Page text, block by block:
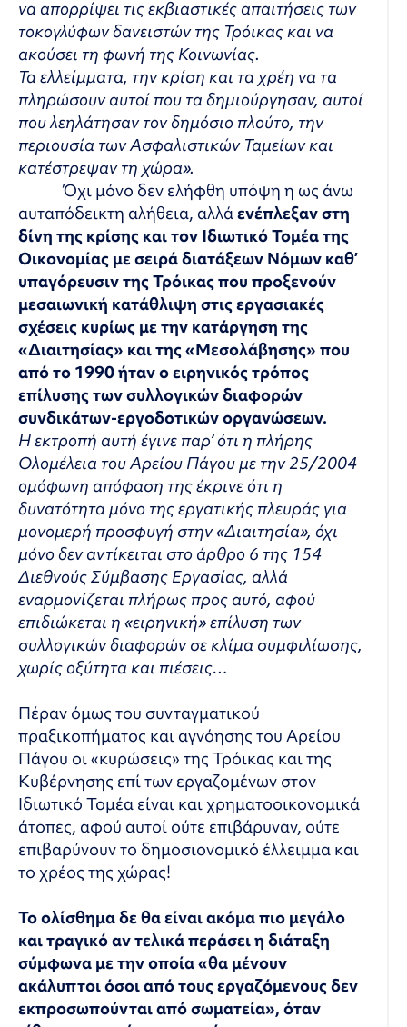
να απορρίψει τις εκβιαστικές απαιτήσεις των
τοκογλύφων δανειστών της Τρόικας και να
ακούσει τη φωνή της Κοινωνίας.
Τα ελλείμματα, την κρίση και τα χρέη να τα
πληρώσουν αυτοί που τα δημιούργησαν, αυτοί
που λεηλάτησαν τον δημόσιο πλούτο, την
περιουσία των Ασφαλιστικών Ταμείων και
κατέστρεψαν τη χώρα».
Όχι μόνο δεν ελήφθη υπόψη η ως άνω
αυταπόδεικτη αλήθεια, αλλάενέπλεξαν στη
δίνη της κρίσης και τον Ιδιωτικό Τομέα της
Οικονομίας με σειρά διατάξεων Νόμων καθ’
υπαγόρευσιν της Τρόικας που προξενούν
μεσαιωνική κατάθλιψη στις εργασιακές
σχέσεις κυρίως με την κατάργηση της
«Διαιτησίας» και της «Μεσολάβησης» που
από το 1990 ήτανο ειρηνικός τρόπος
επίλυσης των συλλογικών διαφορών
συνδικάτων-εργοδοτικών οργανώσεων.
Η εκτροπή αυτή έγινε παρ’ ότι η πλήρης
Ολομέλεια του Αρείου Πάγου με την 25/2004
ομόφωνη απόφαση της έκρινε ότι η
δυνατότητα μόνο της εργατικής πλευράς για
μονομερή προσφυγή στην «Διαιτησία», όχι
μόνο δεν αντίκειται στο άρθρο 6 της 154
Διεθνούς Σύμβασης Εργασίας, αλλά
εναρμονίζεται πλήρως προς αυτό, αφού
επιδιώκεται η «ειρηνική» επίλυση των
συλλογικών διαφορών σε κλίμα συμφιλίωσης,
χωρίς οξύτητα και πιέσεις…
Πέραν όμως του συνταγματικού
πραξικοπήματος και αγνόησης του Αρείου
Πάγου οι «κυρώσεις» της Τρόικας και της
Κυβέρνησης επί των εργαζομένων στον
Ιδιωτικό Τομέα είναι και χρηματοοικονομικά
άτοπες, αφού αυτοί ούτε επιβάρυναν, ούτε
επιβαρύνουν το δημοσιονομικό έλλειμμα και
το χρέος της χώρας!
Το ολίσθημα δε θα είναι ακόμα πιο μεγάλο
και τραγικό αν τελικά περάσει η διάταξη
σύμφωνα με την οποία «θα μένουν
ακάλυπτοι όσοι από τους εργαζόμενους δεν
εκπροσωπούνται από σωματεία», όταν